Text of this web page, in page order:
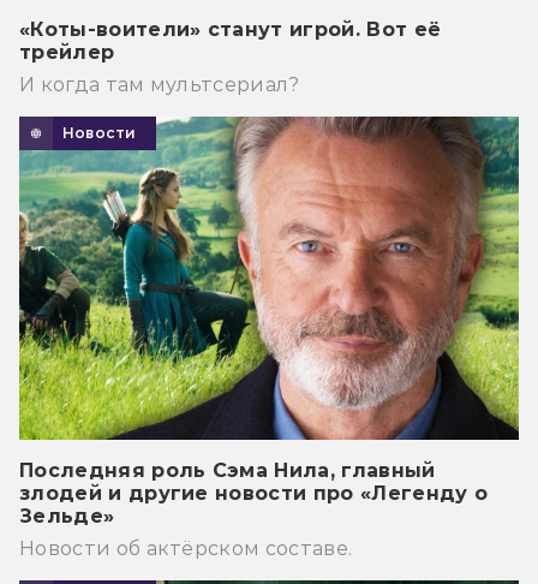
«Коты-воители» станут игрой. Вот её
трейлер
И когда там мультсериал?
Новости
Последняя роль Сэма Нила, главный
злодей и другие новости про «Легенду о
Зельде»
Новости об актёрском составе.